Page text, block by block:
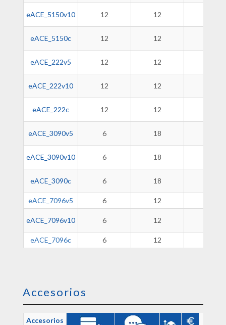
eACE_5150v10 12 12
eACE_5150c 12 12
eACE_222v5 12 12
eACE_222v10 12 12
eACE_222c 12 12
eACE_3090v5 6 18
eACE_3090v10 6 18
eACE_3090c 6 18
eACE_7096v5 6 12
eACE_7096v10 6 12
eACE_7096c 6 12
Accesorios
Accesorios